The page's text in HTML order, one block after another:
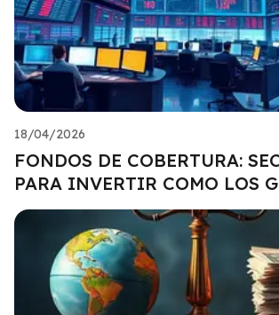
18/04/2026
FONDOS DE COBERTURA:
PARA INVERTIR COMO LOS